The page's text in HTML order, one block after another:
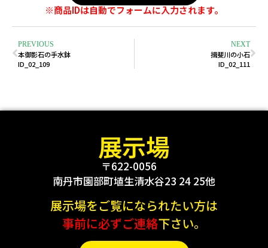
※商品IDは自動でフォームに入力されます。
PREVIOUS
本御影石の手水鉢
ID_02_109
NEXT
揖斐川の小石
ID_02_111
展示場
〒622-0056
南丹市園部町埴生清水谷23 24 25他
展示場をご覧になられたい方は
事前に必ずご連絡下さい。